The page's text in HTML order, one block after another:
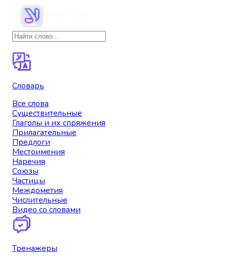
Словарь
Все слова
Существительные
Глаголы и их спряжения
Прилагательные
Предлоги
Местоимения
Наречия
Союзы
Частицы
Междометия
Числительные
Видео со словами
Тренажеры